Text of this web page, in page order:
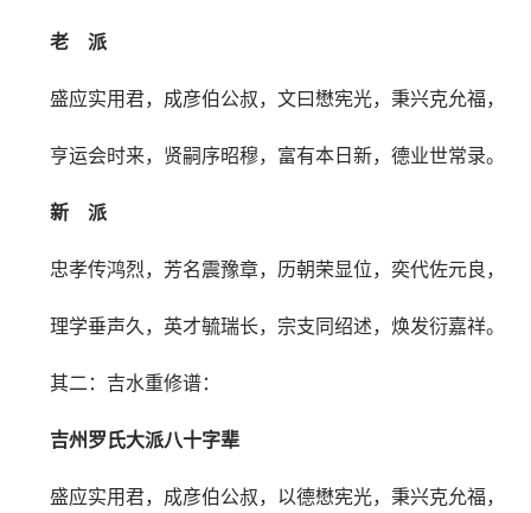
老 派
盛应实用君，成彦伯公叔，文曰懋宪光，秉兴克允福，
亨运会时来，贤嗣序昭穆，富有本日新，德业世常录。
新 派
忠孝传鸿烈，芳名震豫章，历朝荣显位，奕代佐元良，
理学垂声久，英才毓瑞长，宗支同绍述，焕发衍嘉祥。
其二：吉水重修谱：
吉州罗氏大派八十字辈
盛应实用君，成彦伯公叔，以德懋宪光，秉兴克允福，